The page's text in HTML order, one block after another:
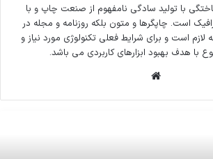
با تولید سادگی نامفهوم از صنعت چاپ و با
است. چاپگرها و متون بلکه روزنامه و مجله در
است و برای شرایط فعلی تکنولوژی مورد نیاز و
با هدف بهبود ابزارهای کاربردی می باشد.